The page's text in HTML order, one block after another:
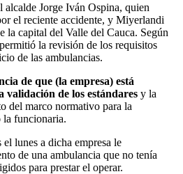
Jorge Iván Ospina, quien
el reciente accidente, y Miyerlandi
la capital del Valle del Cauca. Según
la revisión de los requisitos
de las ambulancias.
de que (la empresa) está
validación de los estándares y la
del marco normativo para la
la funcionaria.
el lunes a dicha empresa le
de una ambulancia que no tenía
para prestar el operar.